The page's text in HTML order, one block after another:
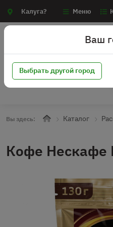
Калуга? Меню
Вы здесь: Каталог
Кофе Нескафе
Ваш
Выбрать другой город